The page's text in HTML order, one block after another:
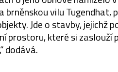
vilu Tugendhat,
Jde o stavby, jejichž
prostoru, které si zaslouží
dodává.